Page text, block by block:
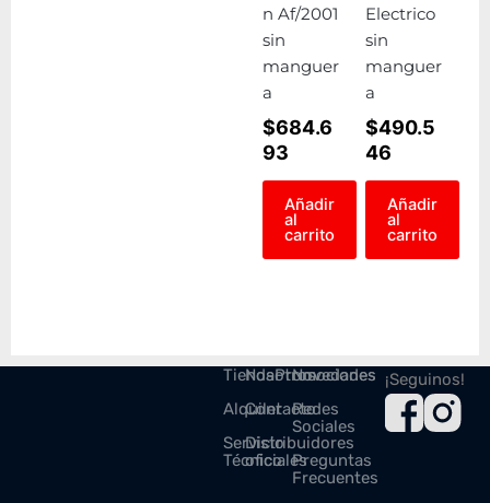
n Af/2001
sin
manguer
a
$684.6
93
Añadir
al
carrito
Electrico
sin
manguer
a
$490.5
46
Añadir
al
carrito
Tienda
Alquiler
Servicio
Técnico
Nosotros
Contacto
Distribuidores
oficiales
Promociones
Novedades
Redes
Sociales
Preguntas
Frecuentes
¡Seguinos!